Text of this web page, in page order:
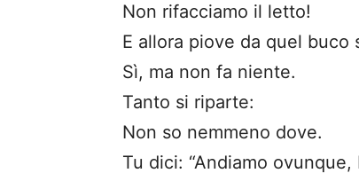
Non rifacciamo il letto!
E allora piove da quel buco
Sì, ma non fa niente.
Tanto si riparte:
Non so nemmeno dove.
Tu dici: “Andiamo